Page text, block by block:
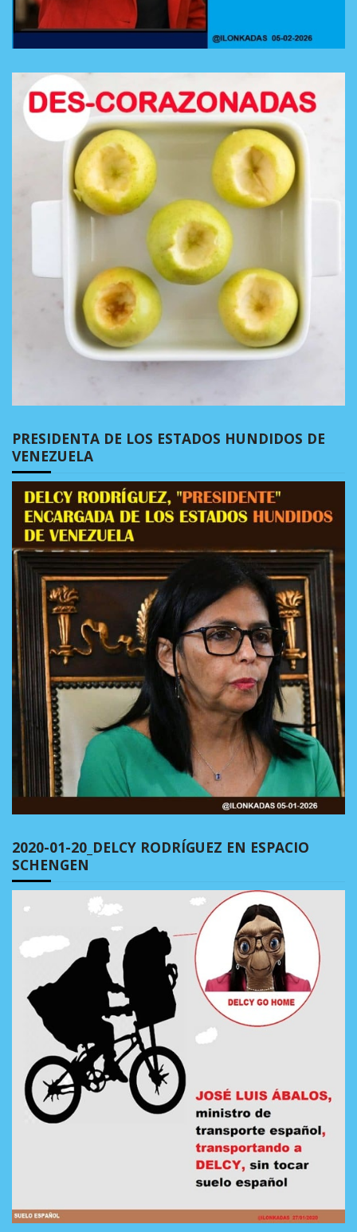
PRESIDENTA DE LOS ESTADOS HUNDIDOS DE
VENEZUELA
2020-01-20_DELCY RODRÍGUEZ EN ESPACIO
SCHENGEN